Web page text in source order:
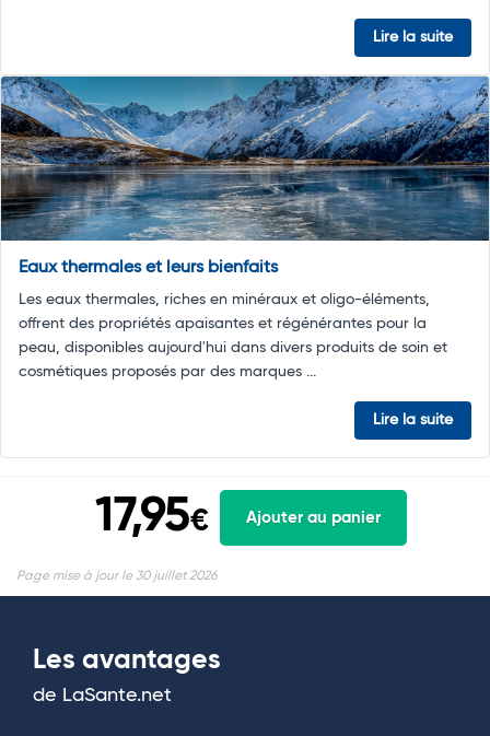
Lire la suite
Eaux thermales et leurs bienfaits
Les eaux thermales, riches en minéraux et oligo-éléments,
offrent des propriétés apaisantes et régénérantes pour la
peau, disponibles aujourd'hui dans divers produits de soin et
cosmétiques proposés par des marques ...
Lire la suite
17,95€ Ajouter au panier
Page mise à jour le 30 juillet 2026
Les avantages
de LaSante.net